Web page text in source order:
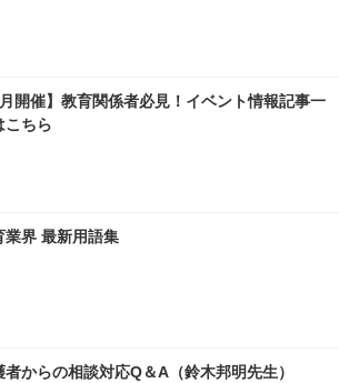
月開催】教育関係者必見！イベント情報記事一
こちら
業界 最新用語集
者からの相談対応Q＆A（鈴木邦明先生）